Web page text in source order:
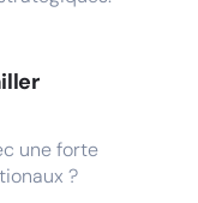
une forte
?